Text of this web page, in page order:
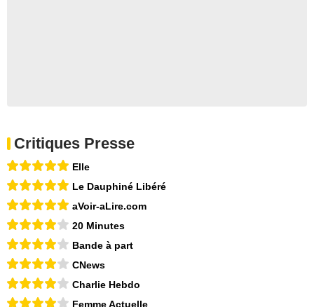
Critiques Presse
Elle
Le Dauphiné Libéré
aVoir-aLire.com
20 Minutes
Bande à part
CNews
Charlie Hebdo
Femme Actuelle